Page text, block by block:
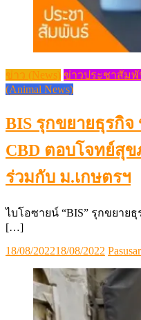
ข่าว (News) ข่าวประชาสัมพั
(Animal News)
BIS รุกขยายธุรกิจ
CBD ตอบโจทย์สุ
ร่วมกับ ม.เกษตรฯ
ไบโอซายน์ “BIS” รุกขยาย
[…]
Posted
18/08/202218/08/2022 Author